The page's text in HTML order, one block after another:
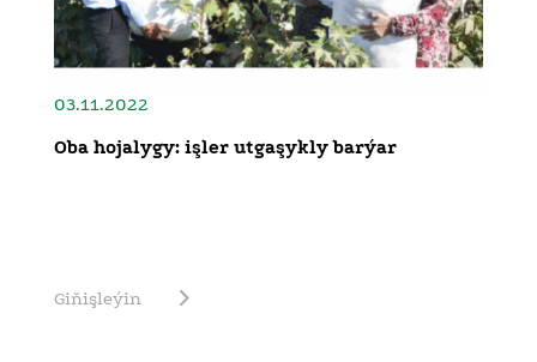
03.11.2022
Oba hojalygy: işler utgaşykly barýar
Giňişleýin